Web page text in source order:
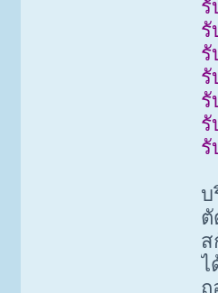
รั
รั
รั
รั
รั
รั
รั
บ
ตั
ส
ไ
ถ